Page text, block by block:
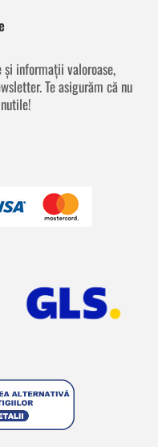
și informații valoroase,
Te asigurăm că nu